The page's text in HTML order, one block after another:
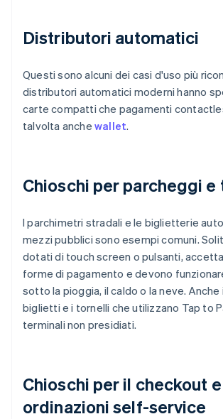
Distributori automatici
Questi sono alcuni dei casi d'uso più
distributori automatici moderni hanno
carte compatti che pagamenti
talvolta anche wallet.
Chioschi per parcheggi
I parchimetri stradali e le biglietterie
mezzi pubblici sono esempi comuni.
dotati di touch screen o pulsanti,
forme di pagamento e devono
sotto la pioggia, il caldo o la neve.
biglietti e i tornelli che utilizzano Tap to
terminali non presidiati.
Chioschi per il checkout
ordinazioni self-service